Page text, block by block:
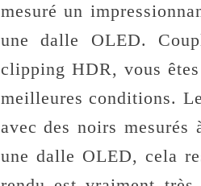
mesuré un
une dalle OLED.
clipping HDR, vous
meilleures conditions.
avec des noirs mesurés
une dalle OLED, cela